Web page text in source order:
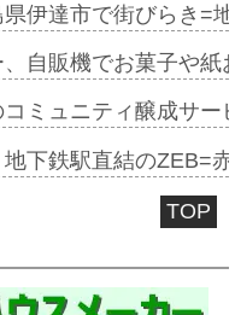
伊達市で街びらき=
自販機でお菓子や
コミュニティ醸成サ
下鉄駅直結のZEB=
TOP